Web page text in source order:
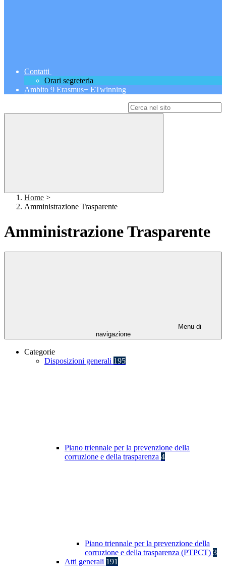
Contatti
Orari segreteria
Ambito 9 Erasmus+ ETwinning
Home >
Amministrazione Trasparente
Amministrazione Trasparente
Menu di
navigazione
Categorie
Disposizioni generali 195
Piano triennale per la prevenzione della
corruzione e della trasparenza 4
Piano triennale per la prevenzione della
corruzione e della trasparenza (PTPCT) 3
Atti generali 191